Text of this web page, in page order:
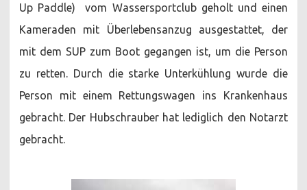
Up Paddle) vom Wassersportclub geholt und einen
Kameraden mit Überlebensanzug ausgestattet, der
mit dem SUP zum Boot gegangen ist, um die Person
zu retten. Durch die starke Unterkühlung wurde die
Person mit einem Rettungswagen ins Krankenhaus
gebracht. Der Hubschrauber hat lediglich den Notarzt
gebracht.